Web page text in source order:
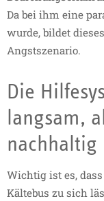
Da bei ihm eine
wurde, bildet
Angstszenario.
Die
langsam,
nachhaltig
Wichtig ist es,
Kältebus zu sich